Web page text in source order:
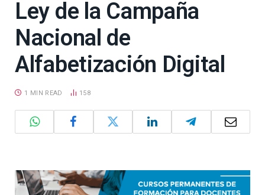
Ley de la Campaña
Nacional de
Alfabetización Digital
1 MIN READ 158